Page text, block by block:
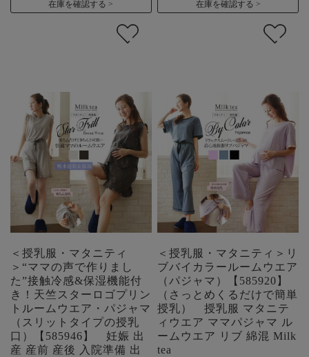
在庫を確認する 在庫を確認する
＜授乳服・マタニティ
＞“ママの声で作りまし
た”接触冷感&保湿機能付
き！天竺スターロゴプリン
トルームウエア・パジャマ
（スリットタイプの授乳
口）【585946】 妊娠 出
産 産前 産後 入院準備 出
＜授乳服・マタニティ＞リ
ブバイカラールームウエア
（パジャマ）【585920】
（さっとめくるだけで簡単
授乳） 授乳服 マタニテ
ィウエア ママパジャマ ル
ームウエア リブ 綿混 Milk
tea